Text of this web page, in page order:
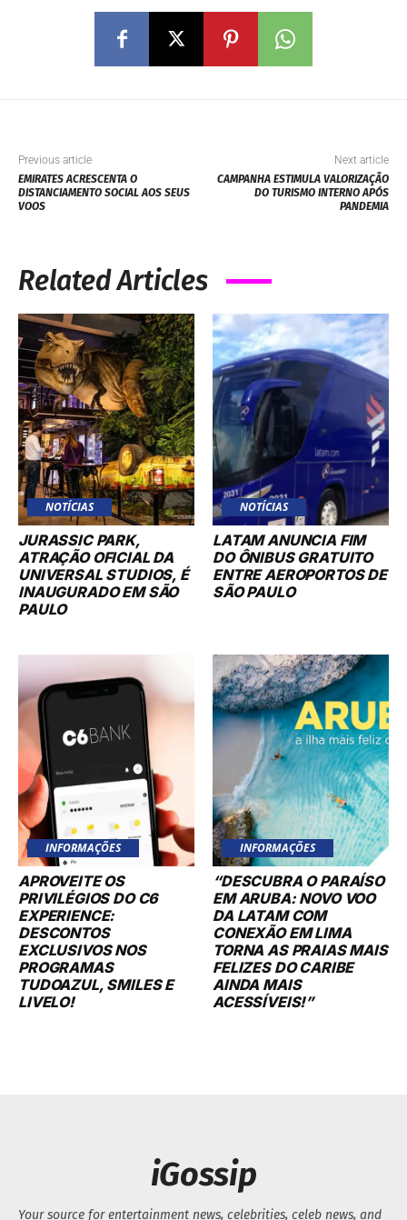
Previous article
EMIRATES ACRESCENTA O
DISTANCIAMENTO SOCIAL AOS SEUS
VOOS
Next article
CAMPANHA ESTIMULA VALORIZAÇÃO
DO TURISMO INTERNO APÓS
PANDEMIA
Related Articles
NOTÍCIAS
JURASSIC PARK,
ATRAÇÃO OFICIAL DA
UNIVERSAL STUDIOS, É
INAUGURADO EM SÃO
PAULO
NOTÍCIAS
LATAM ANUNCIA FIM
DO ÔNIBUS GRATUITO
ENTRE AEROPORTOS DE
SÃO PAULO
INFORMAÇÕES
APROVEITE OS
PRIVILÉGIOS DO C6
EXPERIENCE:
DESCONTOS
EXCLUSIVOS NOS
PROGRAMAS
TUDOAZUL, SMILES E
LIVELO!
INFORMAÇÕES
“DESCUBRA O PARAÍSO
EM ARUBA: NOVO VOO
DA LATAM COM
CONEXÃO EM LIMA
TORNA AS PRAIAS MAIS
FELIZES DO CARIBE
AINDA MAIS
ACESSÍVEIS!”
iGossip
Your source for entertainment news, celebrities, celeb news, and